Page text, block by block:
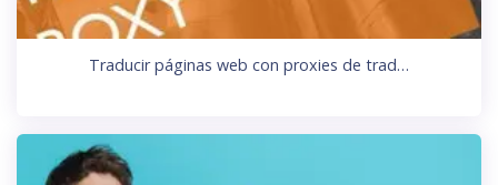
Traducir páginas web con proxies de trad…